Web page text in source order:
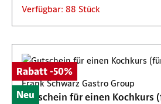
Verfügbar: 88 Stück
Rabatt -50%
Neu
Frank Schwarz Gastro Group
Gutschein für einen Kochkurs